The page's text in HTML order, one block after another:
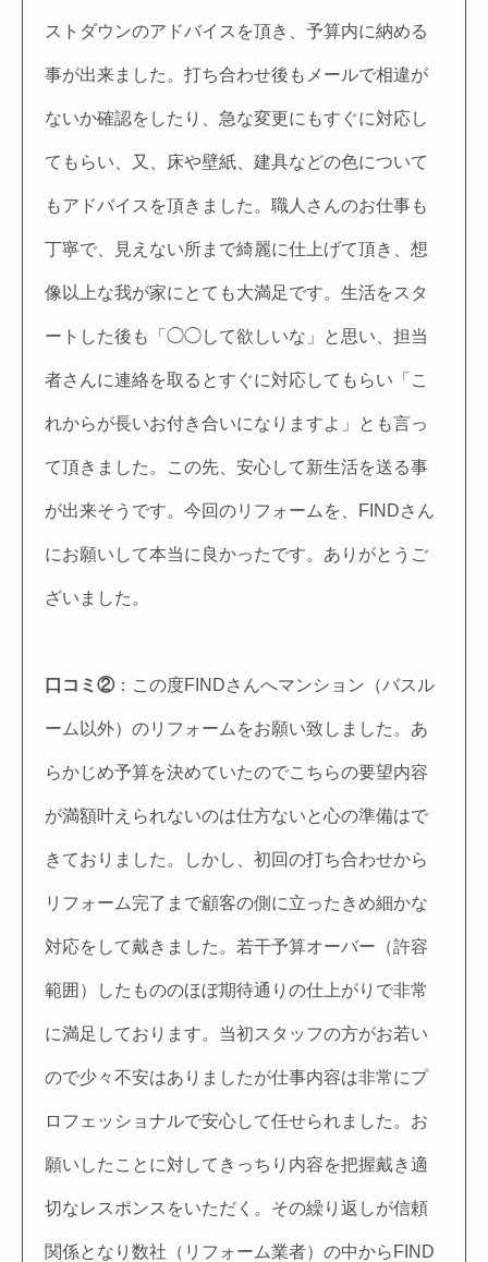
ストダウンのアドバイスを頂き、予算内に納める
事が出来ました。打ち合わせ後もメールで相違が
ないか確認をしたり、急な変更にもすぐに対応し
てもらい、又、床や壁紙、建具などの色について
もアドバイスを頂きました。職人さんのお仕事も
丁寧で、見えない所まで綺麗に仕上げて頂き、想
像以上な我が家にとても大満足です。生活をスタ
ートした後も「◯◯して欲しいな」と思い、担当
者さんに連絡を取るとすぐに対応してもらい「こ
れからが長いお付き合いになりますよ」とも言っ
て頂きました。この先、安心して新生活を送る事
が出来そうです。今回のリフォームを、FINDさん
にお願いして本当に良かったです。ありがとうご
ざいました。
口コミ②：この度FINDさんへマンション（バスル
ーム以外）のリフォームをお願い致しました。あ
らかじめ予算を決めていたのでこちらの要望内容
が満額叶えられないのは仕方ないと心の準備はで
きておりました。しかし、初回の打ち合わせから
リフォーム完了まで顧客の側に立ったきめ細かな
対応をして戴きました。若干予算オーバー（許容
範囲）したもののほぼ期待通りの仕上がりで非常
に満足しております。当初スタッフの方がお若い
ので少々不安はありましたが仕事内容は非常にプ
ロフェッショナルで安心して任せられました。お
願いしたことに対してきっちり内容を把握戴き適
切なレスポンスをいただく。その繰り返しが信頼
関係となり数社（リフォーム業者）の中からFIND